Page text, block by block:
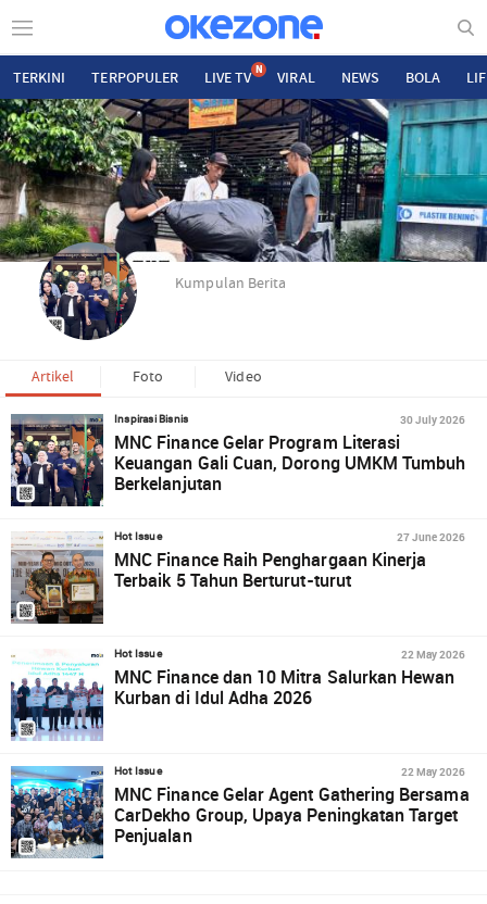
TERKINI TERPOPULER LIVE TV N VIRAL NEWS BOLA
Kumpulan Berita
Artikel Foto Video
Inspirasi Bisnis 30 July 2026
MNC Finance Gelar Program Literasi
Keuangan Gali Cuan, Dorong UMKM Tumbuh
Berkelanjutan
Hot Issue 27 June 2026
MNC Finance Raih Penghargaan Kinerja
Terbaik 5 Tahun Berturut-turut
Hot Issue 22 May 2026
MNC Finance dan 10 Mitra Salurkan Hewan
Kurban di Idul Adha 2026
Hot Issue 22 May 2026
MNC Finance Gelar Agent Gathering Bersama
CarDekho Group, Upaya Peningkatan Target
Penjualan